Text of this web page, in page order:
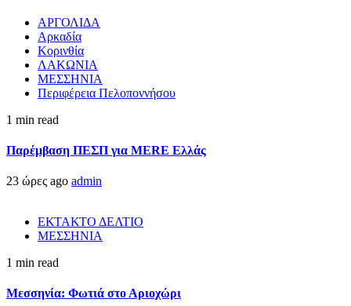
ΑΡΓΟΛΙΔΑ
Αρκαδία
Κορινθία
ΛΑΚΩΝΙΑ
ΜΕΣΣΗΝΙΑ
Περιφέρεια Πελοποννήσου
1 min read
Παρέμβαση ΠΕΣΠ για MERE Ελλάς
23 ώρες ago admin
ΕΚΤΑΚΤΟ ΔΕΛΤΙΟ
ΜΕΣΣΗΝΙΑ
1 min read
Μεσσηνία: Φωτιά στο Αριοχώρι